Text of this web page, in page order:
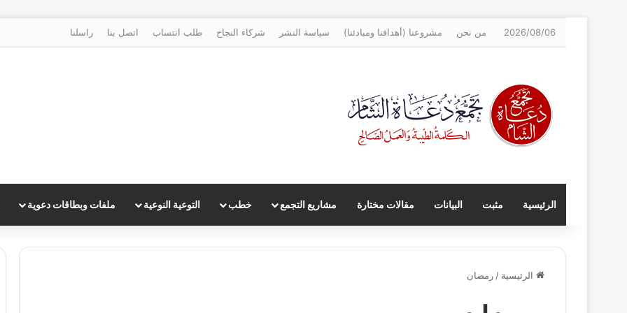
2026/08/06 من نحن مشروعنا (أهدافنا ومبادئنا) سياسة النشر شركاء النجاح طلب انتساب اتصل بنا راسلنا
الرئيسية مثبت البيانات مقالات مختارة مشاريع التجمع خطب التوعية النوعية ملفات وبطاقات دعوية
الرئيسية / رمضان